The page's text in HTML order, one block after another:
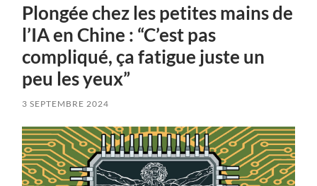
Plongée chez les petites mains de
l’IA en Chine : “C’est pas
compliqué, ça fatigue juste un
peu les yeux”
3 SEPTEMBRE 2024